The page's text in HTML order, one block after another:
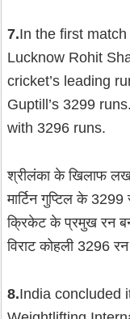
7.In the first
Lucknow Rohit
cricket’s leading
Guptill’s 3299
with 3296 runs.
श्रीलंका के खिलाफ
मार्टिन गुप्टिल के
क्रिकेट के प्रमुख रन
विराट कोहली 3296
8.India concluded